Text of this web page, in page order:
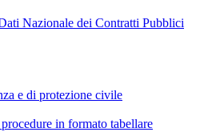
Nazionale dei Contratti Pubblici
e di protezione civile
in formato tabellare